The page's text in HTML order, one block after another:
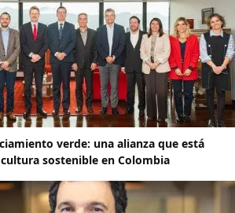
verde: una alianza que está
sostenible en Colombia